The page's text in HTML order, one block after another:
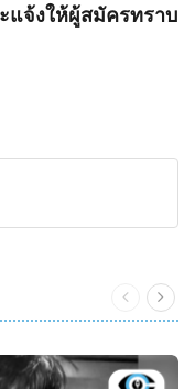
แจ้งให้ผู้สมัครทราบ